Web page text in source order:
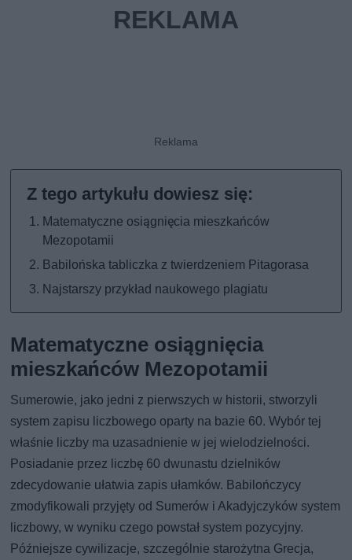
Matematyczne osiągnięcia mieszkańców
Mezopotamii
Babilońska tabliczka z twierdzeniem Pitagorasa
Najstarszy przykład naukowego plagiatu
Matematyczne osiągnięcia
mieszkańców Mezopotamii
Sumerowie, jako jedni z pierwszych w historii, stworzyli
system zapisu liczbowego oparty na bazie 60. Wybór tej
właśnie liczby ma uzasadnienie w jej wielodzielności.
Posiadanie przez liczbę 60 dwunastu dzielników
zdecydowanie ułatwia zapis ułamków. Babilończycy
zmodyfikowali przyjęty od Sumerów i Akadyjczyków system
liczbowy, w wyniku czego powstał system pozycyjny.
Późniejsze cywilizacje, szczególnie starożytna Grecja,